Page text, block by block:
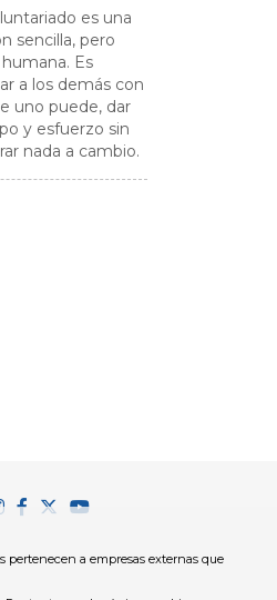
es una
sencilla, pero
Es
a los demás con
uno puede, dar
y esfuerzo sin
nada a cambio.
pertenecen a empresas externas que